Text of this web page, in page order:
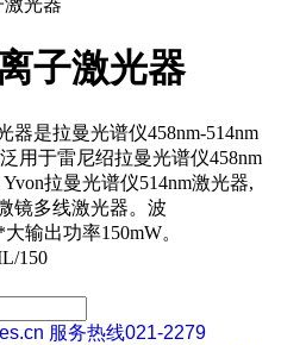
子激光器
器是拉曼光谱仪458nm-514nm
用于雷尼绍拉曼光谱仪458nm
拉曼光谱仪514nm激光器,
镜多线激光器。波
输出功率150mW。
150
服务热线021-2279